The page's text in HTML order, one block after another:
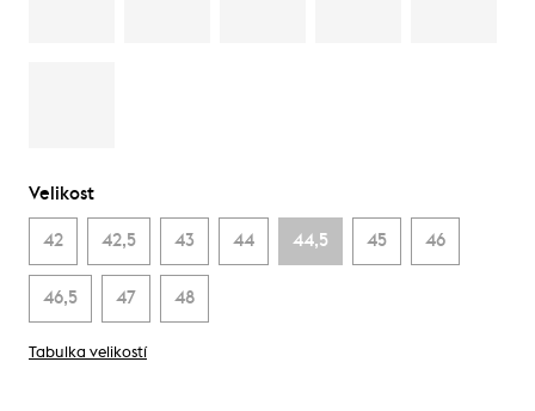
Velikost
42 42,5 43 44 44,5 45 46
46,5 47 48
Tabulka velikostí